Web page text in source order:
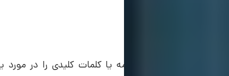
به‌محض اینکه یک کاربر کلمه یا کلمات کلیدی را در